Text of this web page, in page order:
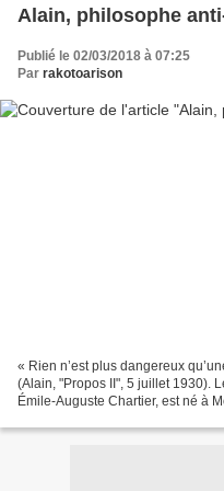
Alain, philosophe
Publié le 02/03/2018 à 07:25
Par rakotoarison
« Rien n’est plus dangereux
(Alain, "Propos II", 5 juillet 1930).
Émile-Auguste Chartier, est né à